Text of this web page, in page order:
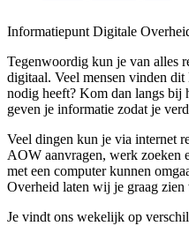
Informatiepunt Digitale
Tegenwoordig kun je van alles
digitaal. Veel mensen vinden
nodig heeft? Kom dan langs bij
geven je informatie zodat je
Veel dingen kun je via internet
AOW aanvragen, werk zoeken
met een computer kunnen
Overheid laten wij je graag
Je vindt ons wekelijk op